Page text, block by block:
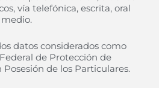
vía telefónica, escrita, oral
datos considerados como
de Protección de
Posesión de los Particulares.